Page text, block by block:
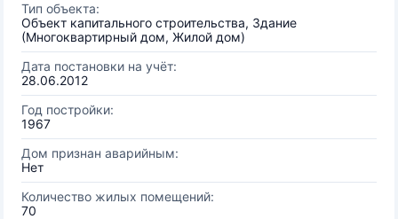
Тип объекта:
Объект капитального строительства, Здание
(Многоквартирный дом, Жилой дом)
Дата постановки на учёт:
28.06.2012
Год постройки:
1967
Дом признан аварийным:
Нет
Количество жилых помещений:
70